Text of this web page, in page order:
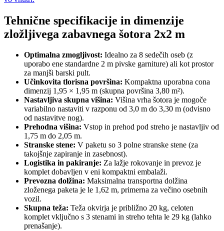
Tehnične specifikacije in dimenzije
zložljivega zabavnega šotora 2x2 m
Optimalna zmogljivost: Idealno za 8 sedečih oseb (z
uporabo ene standardne 2 m pivske garniture) ali kot prostor
za manjši barski pult.
Učinkovita tlorisna površina: Kompaktna uporabna cona
dimenzij 1,95 × 1,95 m (skupna površina 3,80 m²).
Nastavljiva skupna višina: Višina vrha šotora je mogoče
variabilno nastaviti v razponu od 3,0 m do 3,30 m (odvisno
od nastavitve nog).
Prehodna višina: Vstop in prehod pod streho je nastavljiv od
1,75 m do 2,05 m.
Stranske stene: V paketu so 3 polne stranske stene (za
takojšnje zapiranje in zasebnost).
Logistika in pakiranje: Za lažje rokovanje in prevoz je
komplet dobavljen v eni kompaktni embalaži.
Prevozna dolžina: Maksimalna transportna dolžina
zloženega paketa je le 1,62 m, primerna za večino osebnih
vozil.
Skupna teža: Teža okvirja je približno 20 kg, celoten
komplet vključno s 3 stenami in streho tehta le 29 kg (lahko
prenašanje).